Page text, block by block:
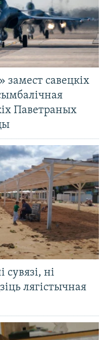
замест савецкіх
Паветраных
сувязі, ні
лягістычная